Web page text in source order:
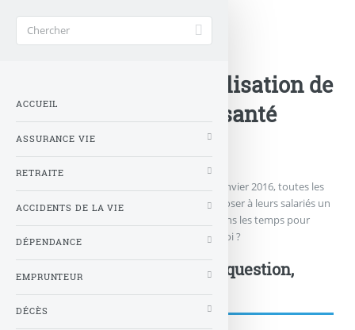
Prêts pour la généralisation de
la complémentaire santé
collective ?
L’échéance approche à grands pas : le 1er janvier 2016, toutes les
entreprises situées en France devront proposer à leurs salariés un
contrat de mutuelle collective. Êtes-vous dans les temps pour
répondre aux exigences de cette nouvelle Loi ?
Postez votre commentaire, question,
remarque...
ACCUEIL
ASSURANCE VIE
RETRAITE
ACCIDENTS DE LA VIE
DÉPENDANCE
EMPRUNTEUR
DÉCÈS